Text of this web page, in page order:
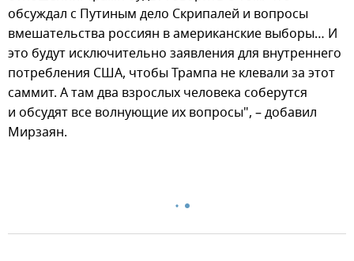
обсуждал с Путиным дело Скрипалей и вопросы
вмешательства россиян в американские выборы… И
это будут исключительно заявления для внутреннего
потребления США, чтобы Трампа не клевали за этот
саммит. А там два взрослых человека соберутся
и обсудят все волнующие их вопросы", – добавил
Мирзаян.